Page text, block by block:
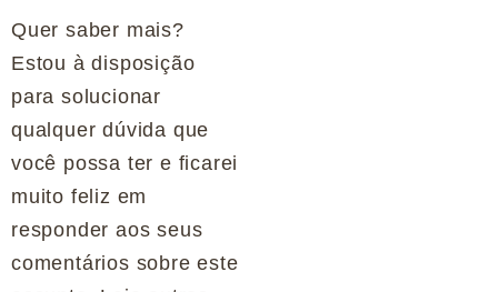
Quer saber mais?
Estou à disposição
para solucionar
qualquer dúvida que
você possa ter e ficarei
muito feliz em
responder aos seus
comentários sobre este